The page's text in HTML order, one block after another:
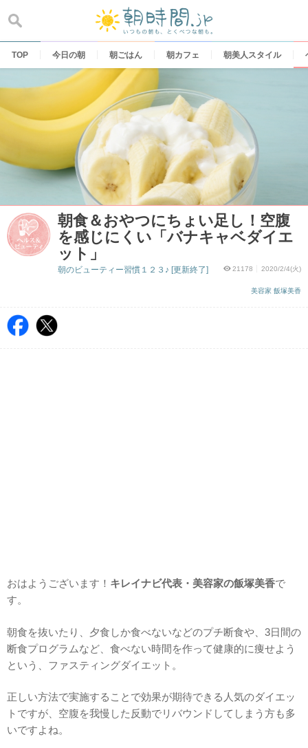
content
TOP 今日の朝 朝ごはん 朝カフェ 朝美人スタイル
朝食＆おやつにちょい足し！空腹
を感じにくい「バナキャベダイエ
ット」
21178 2020/2/4(火)
美容家 飯塚美香
朝のビューティー習慣１２３♪ [更新終了]
おはようございます！ キレイナビ代表・美容家の飯塚美香で
す。
朝食を抜いたり、夕食しか食べないなどのプチ断食や、3日間の
断食プログラムなど、食べない時間を作って健康的に痩せよう
という、ファスティングダイエット。
正しい方法で実施することで効果が期待できる人気のダイエッ
トですが、空腹を我慢した反動でリバウンドしてしまう方も多
いですよね。